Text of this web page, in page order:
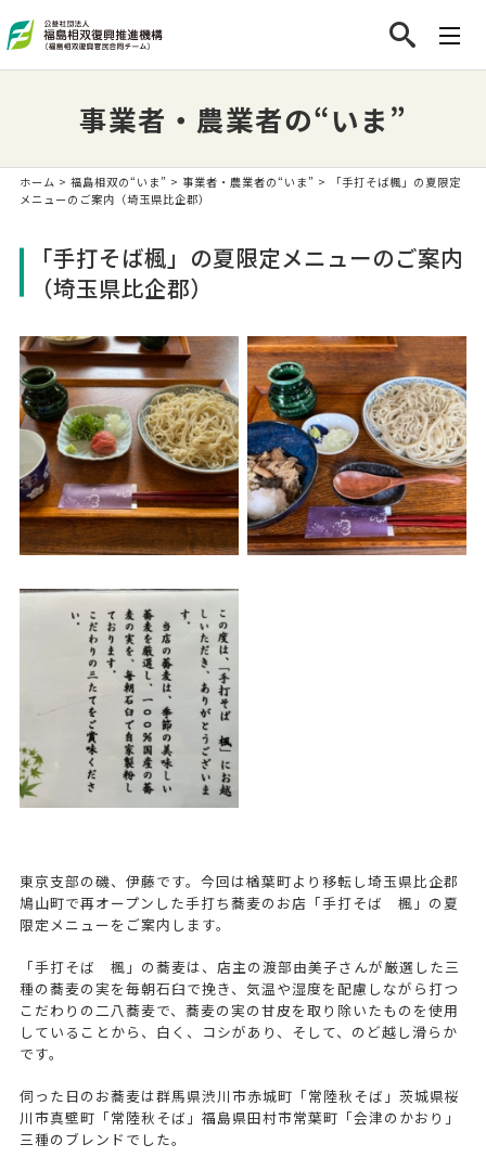
事業者・農業者の“いま”
ホーム > 福島相双の“いま” > 事業者・農業者の“いま” > 「手打そば楓」の夏限定
メニューのご案内（埼玉県比企郡）
「手打そば楓」の夏限定メニューのご案内
（埼玉県比企郡）
東京支部の磯、伊藤です。今回は楢葉町より移転し埼玉県比企郡
鳩山町で再オープンした手打ち蕎麦のお店「手打そば 楓」の夏
限定メニューをご案内します。
「手打そば 楓」の蕎麦は、店主の渡部由美子さんが厳選した三
種の蕎麦の実を毎朝石臼で挽き、気温や湿度を配慮しながら打つ
こだわりの二八蕎麦で、蕎麦の実の甘皮を取り除いたものを使用
していることから、白く、コシがあり、そして、のど越し滑らか
です。
伺った日のお蕎麦は群馬県渋川市赤城町「常陸秋そば」茨城県桜
川市真壁町「常陸秋そば」福島県田村市常葉町「会津のかおり」
三種のブレンドでした。